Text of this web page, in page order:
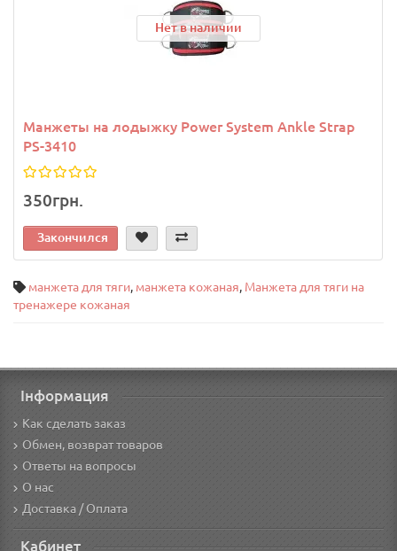
Нет в наличии
Манжеты на лодыжку Power System Ankle Strap
PS-3410
350грн.
Закончился
манжета для тяги, манжета кожаная, Манжета для тяги на
тренажере кожаная
Інформация
Как сделать заказ
Обмен, возврат товаров
Ответы на вопросы
О нас
Доставка / Оплата
Кабинет